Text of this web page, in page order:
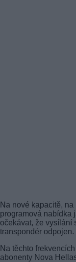
Na nové kapacitě,
programová nabídka
očekávat, že vysílání
transpondér odpojen.
Na těchto
abonenty Nova